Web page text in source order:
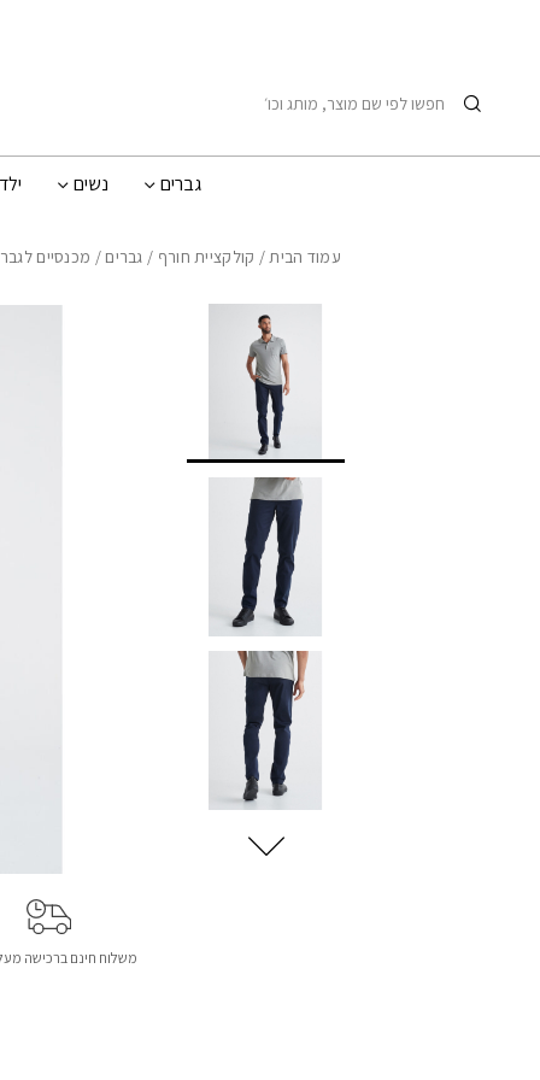
חיפוש
גברים נשים
עמוד הבית/ קולקציית חורף / גברים / מכנסיים
משלוח חינם ברכישה מעל